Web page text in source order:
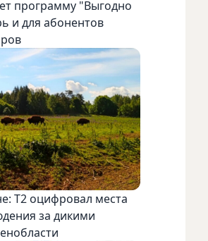
программу "Выгодно
и для абонентов
Т2 оцифровал места
за дикими